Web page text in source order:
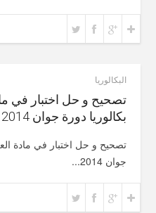
البكالوريا
تصحيح و حل اختبار في
بكالوريا دورة جوان 2014
تصحيح و حل اختبار في مادة
جوان 2014...